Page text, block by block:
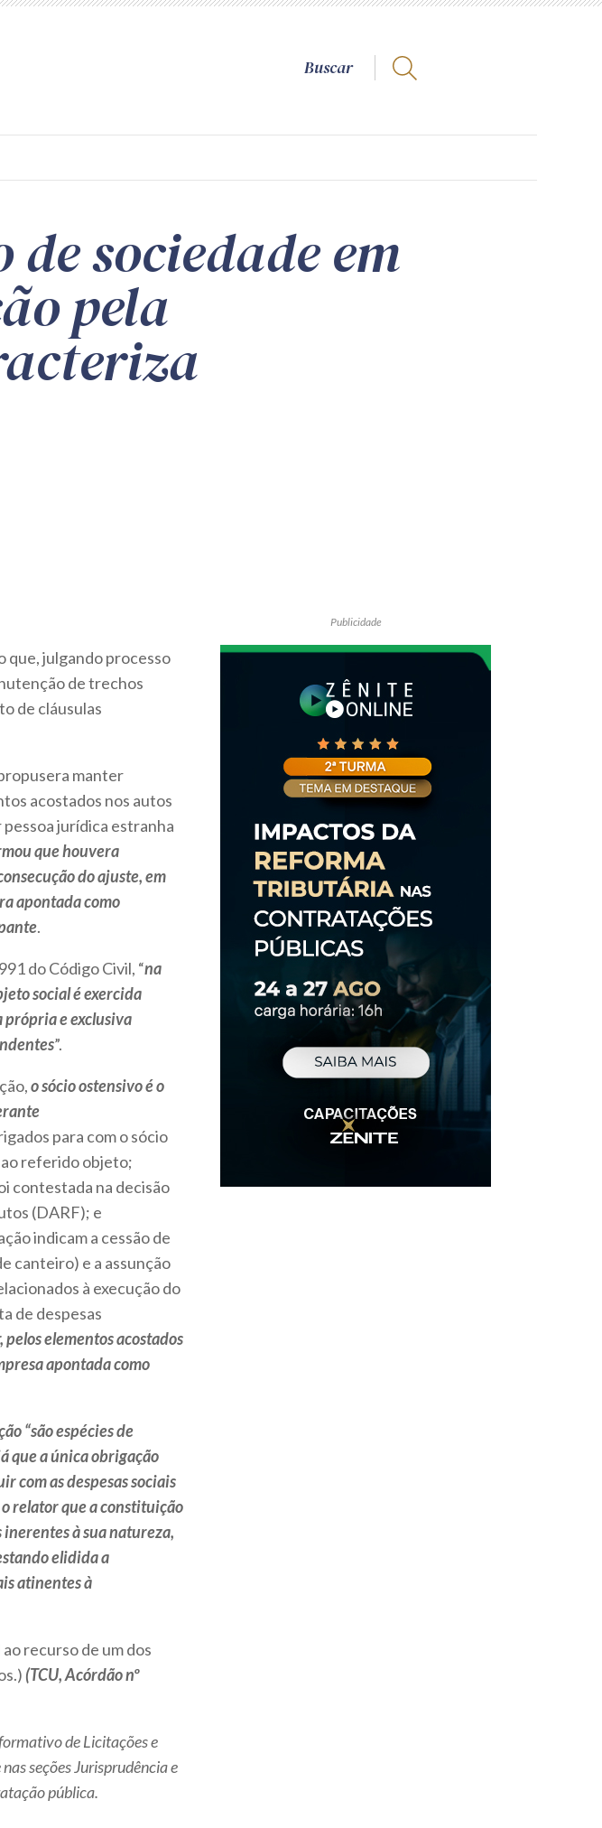
sociedade em
pela
que, julgando processo
de trechos
de cláusulas
manter
acostados nos autos
jurídica estranha
que houvera
do ajuste, em
apontada como
.
do Código Civil, “na
social é exercida
própria e exclusiva
”.
o sócio ostensivo é o
para com o sócio
referido objeto;
contestada na decisão
(DARF); e
indicam a cessão de
canteiro) e a assunção
à execução do
de despesas
elementos acostados
apontada como
“são espécies de
que a única obrigação
com as despesas sociais
relator que a constituição
à sua natureza,
elidida a
atinentes à
recurso de um dos
(TCU, Acórdão nº
de Licitações e
seções Jurisprudência e
pública.
Publicidade